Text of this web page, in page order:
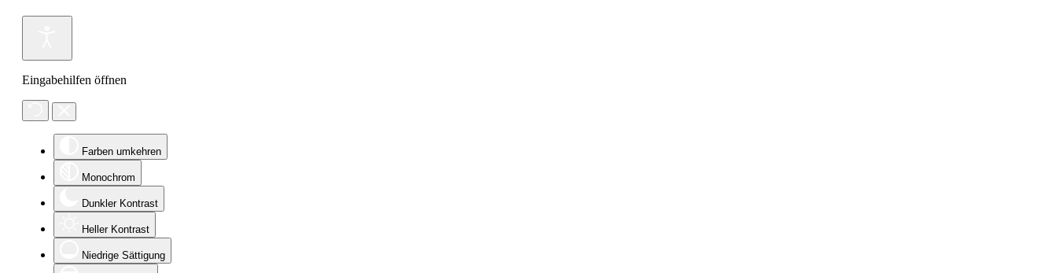
Eingabehilfen öffnen
Farben umkehren
Monochrom
Dunkler Kontrast
Heller Kontrast
Niedrige Sättigung